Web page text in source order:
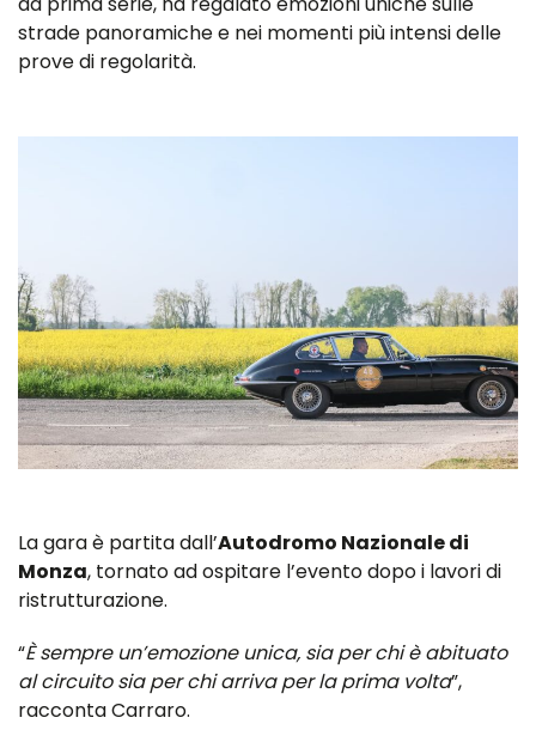
strade panoramiche e nei momenti più intensi delle
prove di regolarità.
La gara è partita dall’Autodromo Nazionale di
Monza, tornato ad ospitare l’evento dopo i lavori di
ristrutturazione.
“È sempre un’emozione unica, sia per chi è abituato
al circuito sia per chi arriva per la prima volta”,
racconta Carraro.